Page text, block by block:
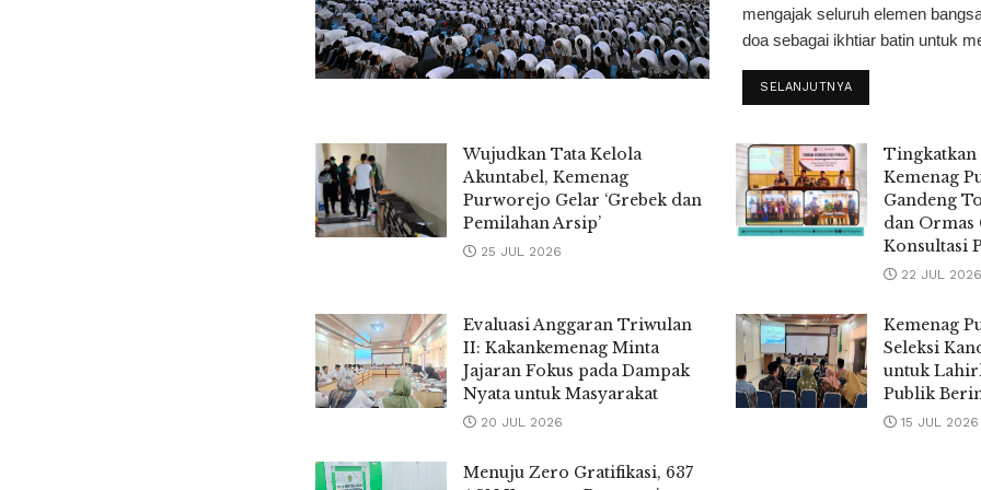
mengajak seluruh elemen
doa sebagai ikhtiar batin untuk
SELANJUTNYA
Wujudkan Tata Kelola
Akuntabel, Kemenag
Purworejo Gelar ‘Grebek dan
Pemilahan Arsip’
25 JUL 2026
Tingkatkan
Kemenag
Gandeng
dan Ormas
Konsultasi
22 JUL 2026
Evaluasi Anggaran Triwulan
II: Kakankemenag Minta
Jajaran Fokus pada Dampak
Nyata untuk Masyarakat
20 JUL 2026
Kemenag
Seleksi
untuk
Publik
15 JUL 2026
Menuju Zero Gratifikasi, 637